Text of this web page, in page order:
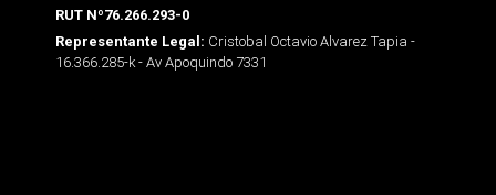
RUT Nº76.266.293-0
Representante Legal: Cristobal Octavio Alvarez Tapia -
16.366.285-k - Av Apoquindo 7331